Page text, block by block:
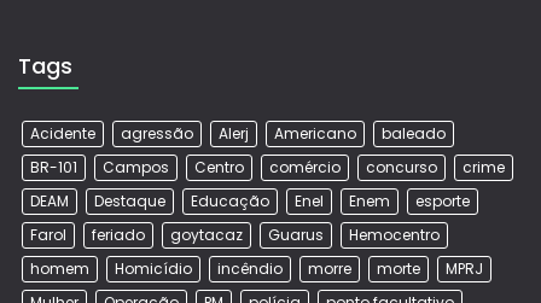
Tags
Acidente agressão Alerj Americano
baleado
BR-101
Campos Centro comércio concurso
crime
DEAM
Destaque Educação Enel Enem
esporte
Farol
feriado goytacaz Guarus
Hemocentro
homem
Homicídio incêndio morre morte
MPRJ